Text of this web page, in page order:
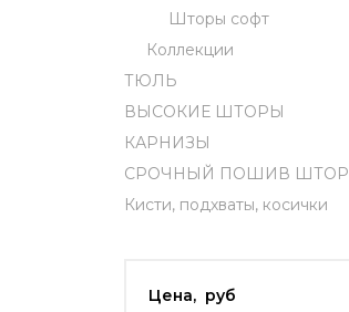
Шторы софт
Коллекции
ТЮЛЬ
ВЫСОКИЕ ШТОРЫ
КАРНИЗЫ
СРОЧНЫЙ ПОШИВ ШТОР
Кисти, подхваты, косички
Цена, руб